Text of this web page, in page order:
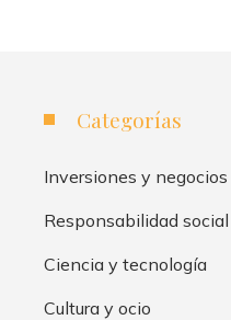
Categorías
Inversiones y negocios
Responsabilidad social
Ciencia y tecnología
Cultura y ocio